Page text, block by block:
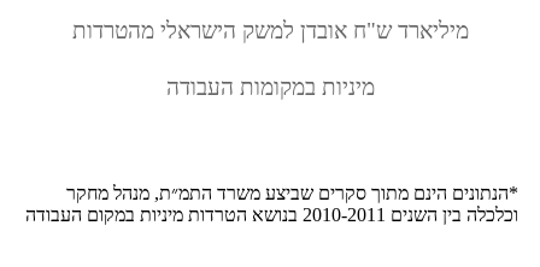
מיליארד ש"ח אובדן למשק הישראלי מהטרדות
מיניות במקומות העבודה
*הנתונים הינם מתוך סקרים שביצע משרד התמ״ת, מנהל מחקר
וכלכלה בין השנים 2010-2011 בנושא הטרדות מיניות במקום העבודה